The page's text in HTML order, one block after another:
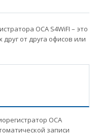
ОСА S4WiFI – это
от друга офисов или
ОСА
записи